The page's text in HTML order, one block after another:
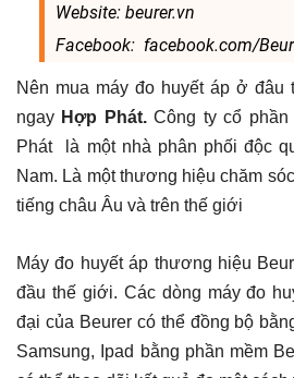
Website: beurer.vn
Facebook: facebook.com/
Nên mua máy đo huyết áp ở đâu
ngay Hợp Phát.Công ty cổ phần
Phát là một nhà phân phối độc
Nam. Là một thương hiệu chăm
tiếng châu Âu và trên thế giới
Máy đo huyết áp thương hiệu
đầu thế giới. Các dòng máy đo
đại của Beurer có thể đồng bộ
Samsung, Ipad bằng phần mềm